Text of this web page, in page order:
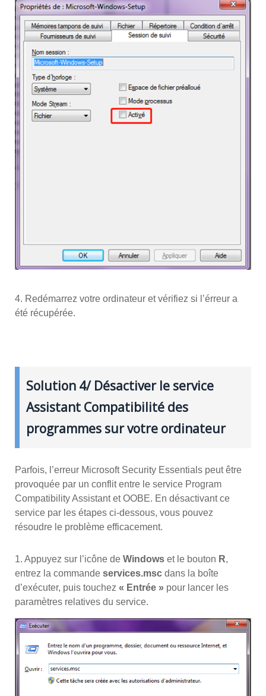
4. Redémarrez votre ordinateur et vérifiez si l’érreur a
été récupérée.
Solution 4/ Désactiver le service
Assistant Compatibilité des
programmes sur votre ordinateur
Parfois, l’erreur Microsoft Security Essentials peut être
provoquée par un conflit entre le service Program
Compatibility Assistant et OOBE. En désactivant ce
service par les étapes ci-dessous, vous pouvez
résoudre le problème efficacement.
1. Appuyez sur l’icône de Windows et le bouton R,
entrez la commande services.msc dans la boîte
d’exécuter, puis touchez « Entrée » pour lancer les
paramètres relatives du service.